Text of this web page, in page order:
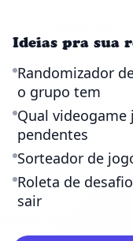
Ideias pra sua
Randomizador
o grupo tem
Qual
pendentes
Sorteador de
Roleta de
sair